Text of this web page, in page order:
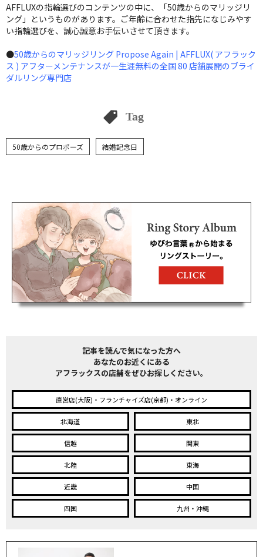
AFFLUXの指輪選びのコンテンツの中に、「50歳からのマリッジリ
ング」というものがあります。ご年齢に合わせた指先になじみやす
い指輪選びを、誠心誠意お手伝いさせて頂きます。
●50歳からのマリッジリング Propose Again | AFFLUX( アフラック
ス ) アフターメンテナンスが一生涯無料の全国 80 店舗展開のブライ
ダルリング専門店
Tag
50歳からのプロポーズ 結婚記念日
記事を読んで気になった方へ
あなたのお近くにある
アフラックスの店舗をぜひお探しください。
直営店(大阪)・フランチャイズ店(京都)・オンライン
北海道 東北
信越 関東
北陸 東海
近畿 中国
四国 九州・沖縄